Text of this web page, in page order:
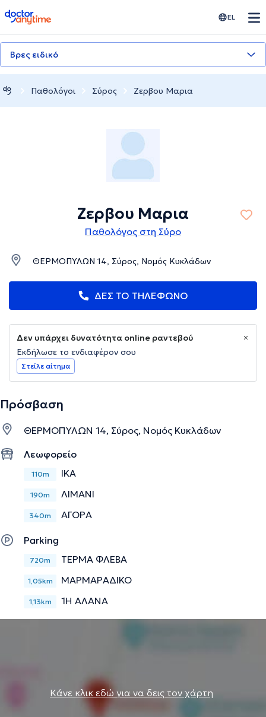
doctoranytime EL
Βρες ειδικό
Παθολόγοι Σύρος Ζερβου Μαρια
Ζερβου Μαρια
Παθολόγος στη Σύρο
ΘΕΡΜΟΠΥΛΩΝ 14, Σύρος, Νομός Κυκλάδων
ΔΕΣ ΤΟ ΤΗΛΕΦΩΝΟ
Δεν υπάρχει δυνατότητα online ραντεβού
Εκδήλωσε το ενδιαφέρον σου
Στείλε αίτημα
Πρόσβαση
ΘΕΡΜΟΠΥΛΩΝ 14, Σύρος, Νομός Κυκλάδων
Λεωφορείο
110m ΙΚΑ
190m ΛΙΜΑΝΙ
340m ΑΓΟΡΑ
Parking
720m ΤΕΡΜΑ ΦΛΕΒΑ
1,05km ΜΑΡΜΑΡΑΔΙΚΟ
1,13km 1Η ΑΛΑΝΑ
Κάνε κλικ εδώ για να δεις τον χάρτη